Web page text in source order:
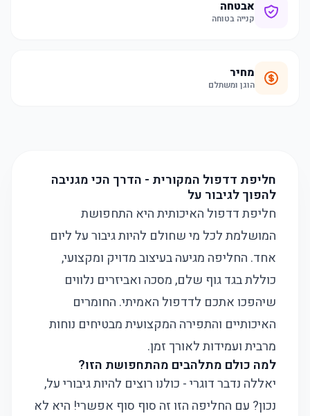
אבטחה
קנייה בטוחה
מחיר
הוגן ומשתלם
חליפת דדפול המקורית - הדרך הכי מגניבה
להפוך לגיבור על
חליפת דדפול האיכותית היא התחפושת
המושלמת לכל מי שחולם להיות גיבור על ליום
אחד. החליפה מגיעה בעיצוב מדויק ומקצועי,
כוללת בגד גוף שלם, מסכה ואביזרים נלווים
שיהפכו אתכם לדדפול האמיתי. החומרים
האיכותיים והתפירה המקצועית מבטיחים נוחות
מרבית ועמידות לאורך זמן.
למה כולם מתלהבים מהתחפושת הזו?
יאללה נדבר דוגרי - כולנו רוצים להיות גיבורי על,
נכון? עם החליפה הזו זה סוף סוף אפשרי! היא לא